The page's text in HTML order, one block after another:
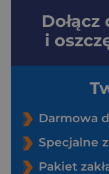
Dołącz
i
Darmowa
Specjalne
Pakiet